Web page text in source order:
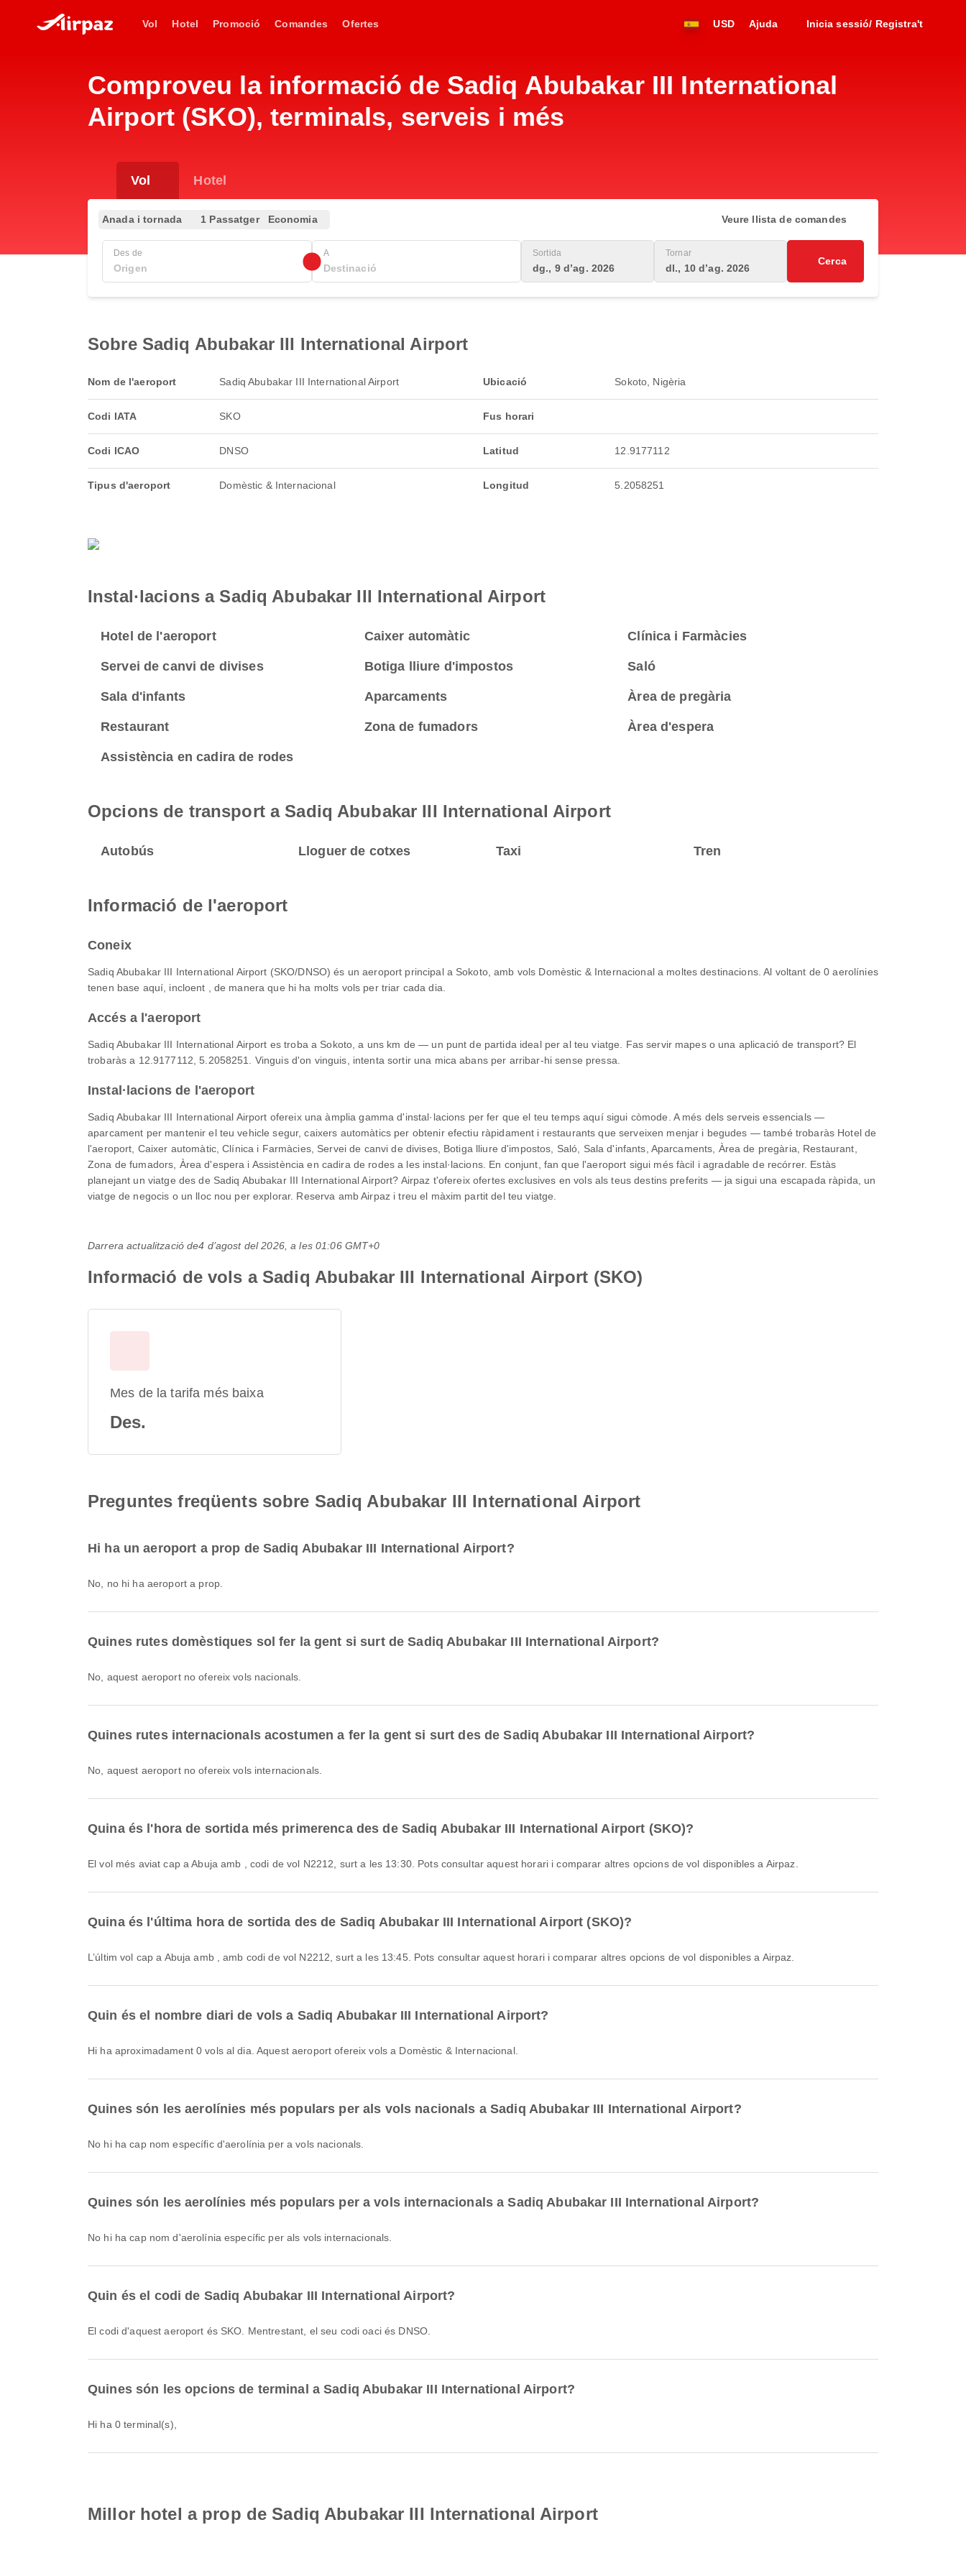
Vol Hotel Promoció Comandes Ofertes USD Ajuda Inicia sessió/ Registra't
Comproveu la informació de Sadiq Abubakar III International
Airport (SKO), terminals, serveis i més
Vol Hotel
Anada i tornada 1 Passatger Economia Veure llista de comandes
Des de A Sortida
dg., 9 d’ag. 2026
Tornar
dl., 10 d’ag. 2026
Cerca
Sobre Sadiq Abubakar III International Airport
Nom de l'aeroport Sadiq Abubakar III International Airport
Codi IATA SKO
Codi ICAO DNSO
Tipus d'aeroport Domèstic & Internacional
Ubicació Sokoto, Nigèria
Fus horari
Latitud 12.9177112
Longitud 5.2058251
Instal·lacions a Sadiq Abubakar III International Airport
Hotel de l'aeroport Caixer automàtic Clínica i Farmàcies
Servei de canvi de divises Botiga lliure d'impostos Saló
Sala d'infants Aparcaments Àrea de pregària
Restaurant Zona de fumadors Àrea d'espera
Assistència en cadira de rodes
Opcions de transport a Sadiq Abubakar III International Airport
Autobús Lloguer de cotxes Taxi Tren
Informació de l'aeroport
Coneix
Sadiq Abubakar III International Airport (SKO/DNSO) és un aeroport principal a Sokoto, amb vols Domèstic & Internacional a moltes destinacions. Al voltant de 0 aerolínies
tenen base aquí, incloent , de manera que hi ha molts vols per triar cada dia.
Accés a l'aeroport
Sadiq Abubakar III International Airport es troba a Sokoto, a uns km de — un punt de partida ideal per al teu viatge. Fas servir mapes o una aplicació de transport? El
trobaràs a 12.9177112, 5.2058251. Vinguis d'on vinguis, intenta sortir una mica abans per arribar-hi sense pressa.
Instal·lacions de l'aeroport
Sadiq Abubakar III International Airport ofereix una àmplia gamma d'instal·lacions per fer que el teu temps aquí sigui còmode. A més dels serveis essencials —
aparcament per mantenir el teu vehicle segur, caixers automàtics per obtenir efectiu ràpidament i restaurants que serveixen menjar i begudes — també trobaràs Hotel de
l'aeroport, Caixer automàtic, Clínica i Farmàcies, Servei de canvi de divises, Botiga lliure d'impostos, Saló, Sala d'infants, Aparcaments, Àrea de pregària, Restaurant,
Zona de fumadors, Àrea d'espera i Assistència en cadira de rodes a les instal·lacions. En conjunt, fan que l'aeroport sigui més fàcil i agradable de recórrer. Estàs
planejant un viatge des de Sadiq Abubakar III International Airport? Airpaz t'ofereix ofertes exclusives en vols als teus destins preferits — ja sigui una escapada ràpida, un
viatge de negocis o un lloc nou per explorar. Reserva amb Airpaz i treu el màxim partit del teu viatge.
Darrera actualització de4 d’agost del 2026, a les 01:06 GMT+0
Informació de vols a Sadiq Abubakar III International Airport (SKO)
Mes de la tarifa més baixa
Des.
Preguntes freqüents sobre Sadiq Abubakar III International Airport
Hi ha un aeroport a prop de Sadiq Abubakar III International Airport?
No, no hi ha aeroport a prop.
Quines rutes domèstiques sol fer la gent si surt de Sadiq Abubakar III International Airport?
No, aquest aeroport no ofereix vols nacionals.
Quines rutes internacionals acostumen a fer la gent si surt des de Sadiq Abubakar III International Airport?
No, aquest aeroport no ofereix vols internacionals.
Quina és l'hora de sortida més primerenca des de Sadiq Abubakar III International Airport (SKO)?
El vol més aviat cap a Abuja amb , codi de vol N2212, surt a les 13:30. Pots consultar aquest horari i comparar altres opcions de vol disponibles a Airpaz.
Quina és l'última hora de sortida des de Sadiq Abubakar III International Airport (SKO)?
L’últim vol cap a Abuja amb , amb codi de vol N2212, surt a les 13:45. Pots consultar aquest horari i comparar altres opcions de vol disponibles a Airpaz.
Quin és el nombre diari de vols a Sadiq Abubakar III International Airport?
Hi ha aproximadament 0 vols al dia. Aquest aeroport ofereix vols a Domèstic & Internacional.
Quines són les aerolínies més populars per als vols nacionals a Sadiq Abubakar III International Airport?
No hi ha cap nom específic d'aerolínia per a vols nacionals.
Quines són les aerolínies més populars per a vols internacionals a Sadiq Abubakar III International Airport?
No hi ha cap nom d'aerolínia específic per als vols internacionals.
Quin és el codi de Sadiq Abubakar III International Airport?
El codi d'aquest aeroport és SKO. Mentrestant, el seu codi oaci és DNSO.
Quines són les opcions de terminal a Sadiq Abubakar III International Airport?
Hi ha 0 terminal(s),
Millor hotel a prop de Sadiq Abubakar III International Airport